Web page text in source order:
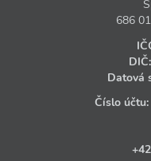
686
DIČ:
Datová
Číslo účtu: